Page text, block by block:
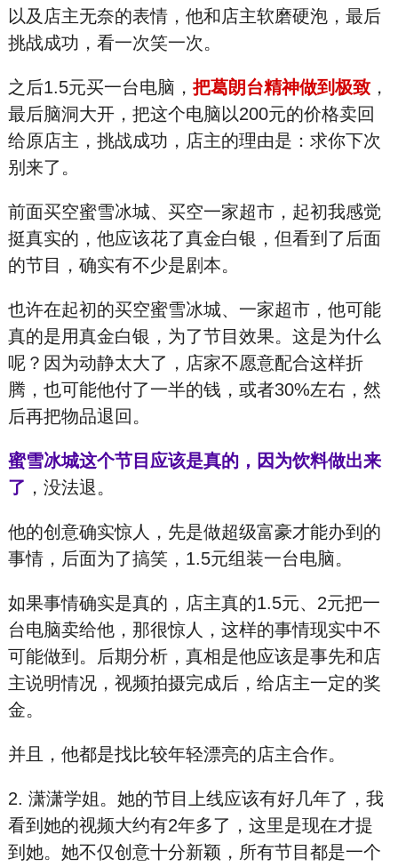
以及店主无奈的表情，他和店主软磨硬泡，最后
挑战成功，看一次笑一次。
之后1.5元买一台电脑， 把葛朗台精神做到极致，
最后脑洞大开，把这个电脑以200元的价格卖回
给原店主，挑战成功，店主的理由是：求你下次
别来了。
前面买空蜜雪冰城、买空一家超市，起初我感觉
挺真实的，他应该花了真金白银，但看到了后面
的节目，确实有不少是剧本。
也许在起初的买空蜜雪冰城、一家超市，他可能
真的是用真金白银，为了节目效果。这是为什么
呢？因为动静太大了，店家不愿意配合这样折
腾，也可能他付了一半的钱，或者30%左右，然
后再把物品退回。
蜜雪冰城这个节目应该是真的，因为饮料做出来
了 ，没法退。
他的创意确实惊人，先是做超级富豪才能办到的
事情，后面为了搞笑，1.5元组装一台电脑。
如果事情确实是真的，店主真的1.5元、2元把一
台电脑卖给他，那很惊人，这样的事情现实中不
可能做到。后期分析，真相是他应该是事先和店
主说明情况，视频拍摄完成后，给店主一定的奖
金。
并且，他都是找比较年轻漂亮的店主合作。
2. 潇潇学姐。她的节目上线应该有好几年了，我
看到她的视频大约有2年多了，这里是现在才提
到她。她不仅创意十分新颖，所有节目都是一个